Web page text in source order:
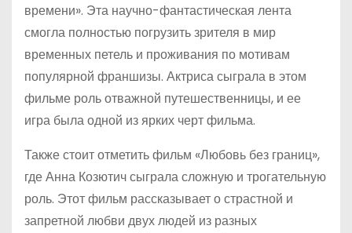
времени». Эта научно-фантастическая лента
смогла полностью погрузить зрителя в мир
временных петель и проживания по мотивам
популярной франшизы. Актриса сыграла в этом
фильме роль отважной путешественницы, и ее
игра была одной из ярких черт фильма.
Также стоит отметить фильм «Любовь без границ»,
где Анна Козютич сыграла сложную и трогательную
роль. Этот фильм рассказывает о страстной и
запретной любви двух людей из разных